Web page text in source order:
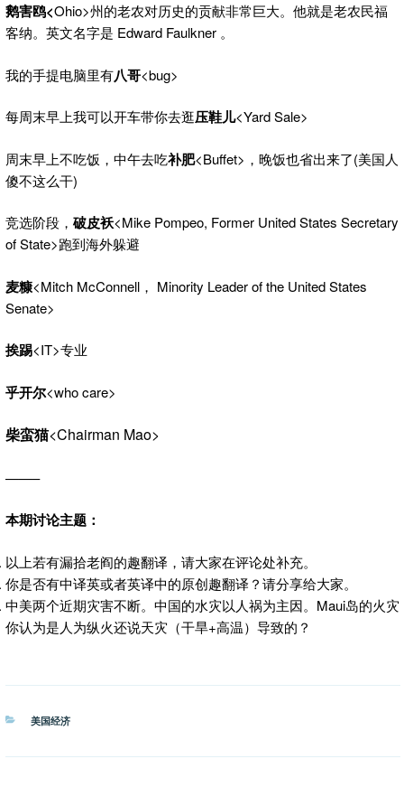
鹅害鸥<Ohio>州的老农对历史的贡献非常巨大。他就是老农民福
客纳。英文名字是 Edward Faulkner 。
我的手提电脑里有八哥<bug>
每周末早上我可以开车带你去逛压鞋儿<Yard Sale>
周末早上不吃饭，中午去吃补肥<Buffet>，晚饭也省出来了(美国人
傻不这么干)
竞选阶段， 破皮袄<Mike Pompeo, Former United States Secretary
of State>跑到海外躲避
麦糠<Mitch McConnell， Minority Leader of the United States
Senate>
挨踢<IT>专业
乎开尔<who care>
柴蛮猫<Chairman Mao>
——–
本期讨论主题：
以上若有漏拾老阎的趣翻译，请大家在评论处补充。
你是否有中译英或者英译中的原创趣翻译？请分享给大家。
中美两个近期灾害不断。中国的水灾以人祸为主因。Maui岛的火灾
你认为是人为纵火还说天灾（干旱+高温）导致的？
分
美国经济